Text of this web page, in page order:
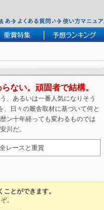
ない。頑固者で結構。
、あるいは一番人気になりそう
日々の厩舎取材に基づいて何と
ン十年経っても変わるものでは
川だ。
レースと重賞
とができます。
。